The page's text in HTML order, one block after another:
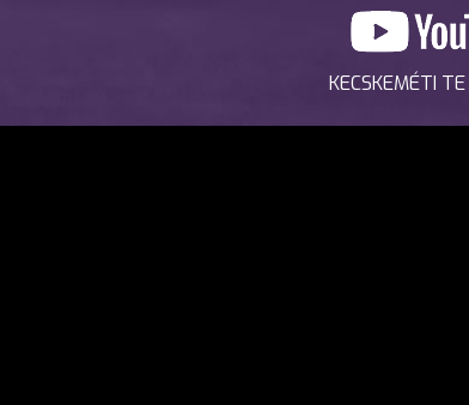
KECSKEMÉTI